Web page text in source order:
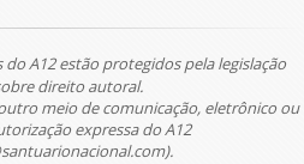
A12 estão protegidos pela legislação
direito autoral.
meio de comunicação, eletrônico ou
expressa do A12